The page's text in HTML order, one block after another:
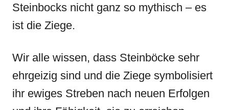
Steinbocks nicht ganz so mythisch – es
ist die Ziege.
Wir alle wissen, dass Steinböcke sehr
ehrgeizig sind und die Ziege symbolisiert
ihr ewiges Streben nach neuen Erfolgen